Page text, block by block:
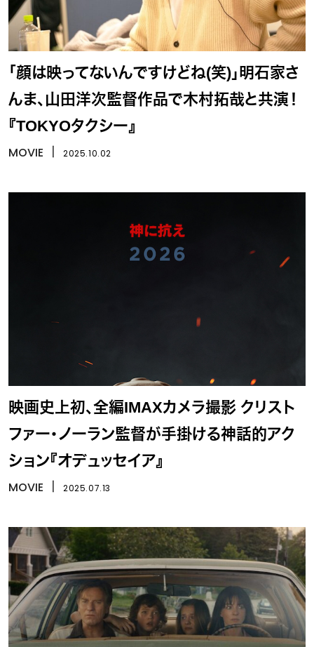
「顔は映ってないんですけどね(笑)」明石家さ
んま、山田洋次監督作品で木村拓哉と共演！
『TOKYOタクシー』
MOVIE 2025.10.02
映画史上初、全編IMAXカメラ撮影 クリスト
ファー・ノーラン監督が手掛ける神話的アク
ション『オデュッセイア』
MOVIE 2025.07.13